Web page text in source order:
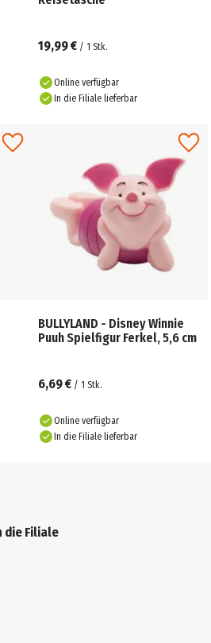
19,99 € / 1 Stk.
Online verfügbar
In die Filiale lieferbar
BULLYLAND - Disney Winnie
Puuh Spielfigur Ferkel, 5,6 cm
6,69 € / 1 Stk.
Online verfügbar
In die Filiale lieferbar
die Filiale